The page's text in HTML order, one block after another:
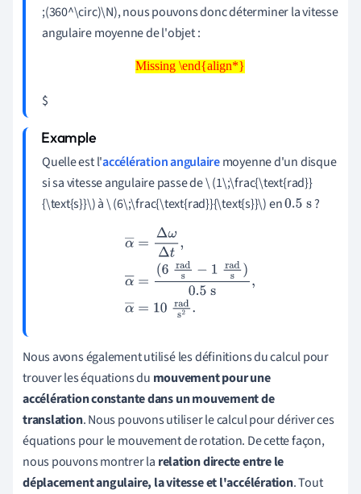
;(360^\circ)\N), nous pouvons donc déterminer la vitesse
angulaire moyenne de l'objet :
Missing \end{align*}
Missing \end{align*}
$
Quelle est l'accélération angulairemoyenne d'un disque
si sa vitesse angulaire passe de \(1\;\frac{\text{rad}}
{\text{s}}\)à \(6\;\frac{\text{rad}}{\text{s}}\)en0.5s
?
α―=( 6rads
Nous avons également utilisé les définitions du calcul pour
trouver les équations du mouvement pour une
accélération constante dans un mouvement de
translation. Nous pouvons utiliser le calcul pour dériver ces
équations pour le mouvement de rotation. De cette façon,
nous pouvons montrer la relation directe entre le
déplacement angulaire, la vitesse et l'accélération. Tout